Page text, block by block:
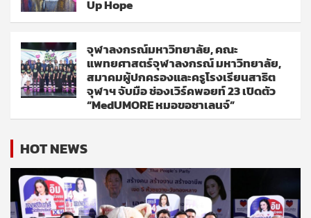
Up Hope
จุฬาลงกรณ์มหาวิทยาลัย, คณะ
แพทยศาสตร์จุฬาลงกรณ์ มหาวิทยาลัย,
สมาคมผู้ปกครองและครูโรงเรียนสาธิต
จุฬาฯ จับมือ ช่องเวิร์คพอยท์ 23 เปิดตัว
“MedUMORE หมอขอชาเลนจ์”
HOT NEWS